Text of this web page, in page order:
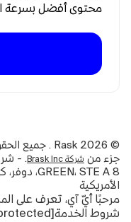
محتوى أفضل بسرعة
©
2026
جزء من شركة Brask Inc
. -
الأمريكية
مرحبًا أيّ آي، تعرف على
شروط الخدمة[email protected]